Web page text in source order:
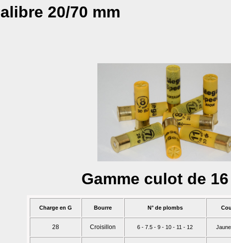
20/70 mm
Gamme culot de
Charge en G Bourre N° de plombs
28 Croisillon 6 - 7.5 - 9 - 10 - 11 - 12